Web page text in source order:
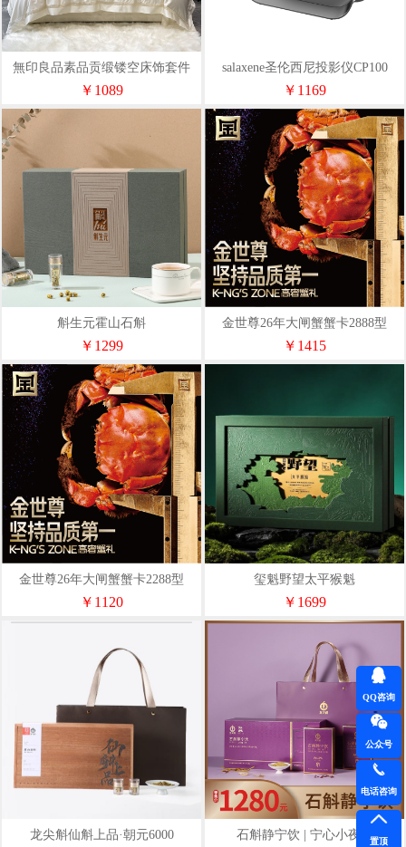
無印良品素品贡缎镂空床饰套件
WYLP-TJ5063
￥1089
salaxene圣伦西尼投影仪CP100
￥1169
斛生元霍山石斛
￥1299
金世尊26年大闸蟹蟹卡2888型
￥1415
金世尊26年大闸蟹蟹卡2288型
￥1120
玺魁野望太平猴魁
￥1699
龙尖斛仙斛上品·朝元6000 石斛静宁饮 | 宁心小夜曲
QQ咨询
公众号
电话咨询
置顶